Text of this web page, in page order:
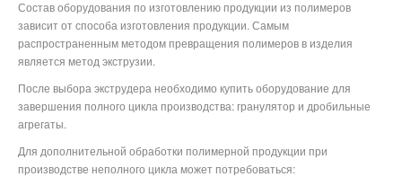
Состав оборудования по изготовлению продукции из полимеров
зависит от способа изготовления продукции. Самым
распространенным методом превращения полимеров в изделия
является метод экструзии.
После выбора экструдера необходимо купить оборудование для
завершения полного цикла производства: гранулятор и дробильные
агрегаты.
Для дополнительной обработки полимерной продукции при
производстве неполного цикла может потребоваться: